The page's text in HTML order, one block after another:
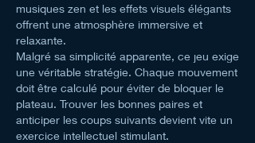
musiques zen et les effets visuels élégants
offrent une atmosphère immersive et
relaxante.
Malgré sa simplicité apparente, ce jeu exige
une véritable stratégie. Chaque mouvement
doit être calculé pour éviter de bloquer le
plateau. Trouver les bonnes paires et
anticiper les coups suivants devient vite un
exercice intellectuel stimulant.